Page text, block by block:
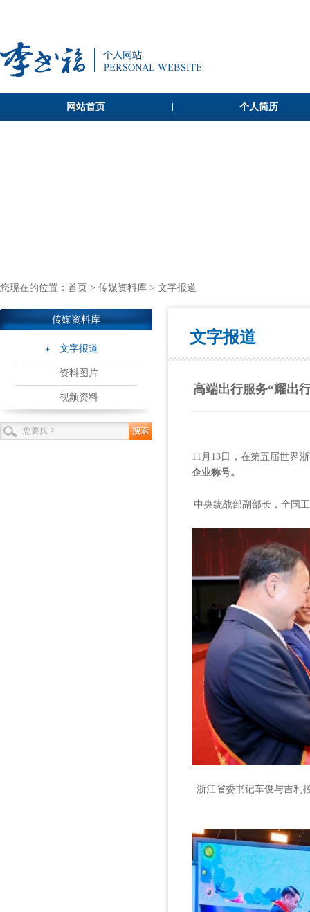
网站首页 个人简历
您现在的位置： 首页 > 传媒资料库 > 文字报道
传媒资料库
文字报道
资料图片
视频资料
文字报道
高端出行服务“耀出
11月13日，在第五届世界
企业称号。
中央统战部副部长，全国
浙江省委书记车俊与吉利